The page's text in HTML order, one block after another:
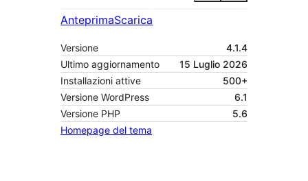
AnteprimaScarica
Versione
4.1.4
Ultimo aggiornamento
15 Luglio 2026
Installazioni attive
500+
Versione WordPress
6.1
Versione PHP
5.6
Homepage del tema